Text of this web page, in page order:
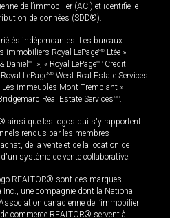
de l’immobilier (ACI) et identifie le
de données (SDD®).
indépendantes. Les bureaux
immobiliers Royal LePageMD Ltée »,
Daniel MD », « Royal LePageMD Credit
LePageMD West Real Estate Services
Les immeubles Mont-Tremblant »
Real Estate ServicesMD.
ainsi que les logos qui s'y rapportent
rendus par les membres
de la vente et de la location de
système de vente collaborative.
REALTOR® sont des marques
Inc., une compagnie dont la National
canadienne de l’immobilier
commerce REALTOR® servent à